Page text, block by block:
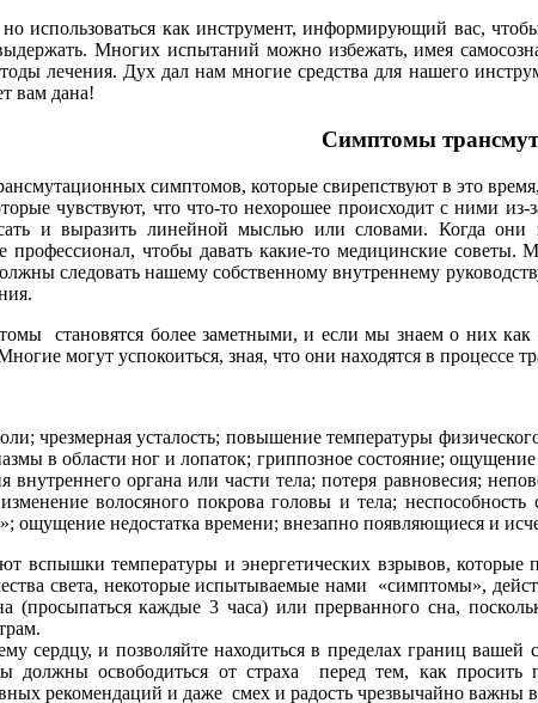
использоваться как инструмент, информирующий вас,
Многих испытаний можно избежать, имея
лечения. Дух дал нам многие средства для нашего
вам дана!
Симптомы
симптомов, которые свирепствуют в это
чувствуют, что что-то нехорошее происходит с ними
и выразить линейной мыслью или словами. Когда они
чтобы давать какие-то медицинские советы.
следовать нашему собственному внутреннему
становятся более заметными, и если мы знаем о них
могут успокоиться, зная, что они находятся в процессе
чрезмерная усталость; повышение температуры
в области ног и лопаток; гриппозное состояние;
органа или части тела; потеря равновесия;
волосяного покрова головы и тела;
ощущение недостатка времени; внезапно появляющиеся и
вспышки температуры и энергетических взрывов,
света, некоторые испытываемые нами «симптомы»,
(просыпаться каждые 3 часа) или прерванного сна,
сердцу, и позволяйте находиться в пределах границ
освободиться от страха перед тем, как просить
рекомендаций и даже смех и радость чрезвычайно важны в